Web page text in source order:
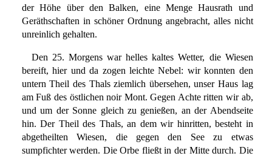
der Höhe über den Balken, eine Menge Hausrath und
Geräthschaften in schöner Ordnung angebracht, alles nicht
unreinlich gehalten.
Den 25. Morgens war helles kaltes Wetter, die Wiesen
bereift, hier und da zogen leichte Nebel: wir konnten den
untern Theil des Thals ziemlich übersehen, unser Haus lag
am Fuß des östlichen noir Mont. Gegen Achte ritten wir ab,
und um der Sonne gleich zu genießen, an der Abendseite
hin. Der Theil des Thals, an dem wir hinritten, besteht in
abgetheilten Wiesen, die gegen den See zu etwas
sumpfichter werden. Die Orbe fließt in der Mitte durch. Die